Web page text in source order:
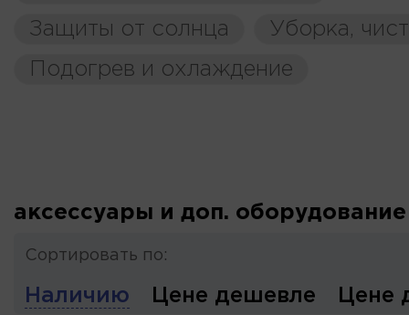
Защиты от солнца
Уборка,
Подогрев и охлаждение
аксессуары и доп. оборудование
Сортировать по:
Наличию Цене дешевле Цене